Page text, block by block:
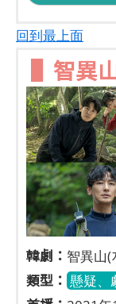
回到最上面
▌智異
韓劇： 智異山(
類型： 懸疑、